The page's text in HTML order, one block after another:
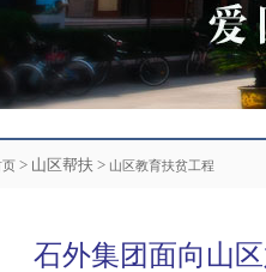
页 > 山区帮扶 > 山区教育扶贫工程
石外集团面向山